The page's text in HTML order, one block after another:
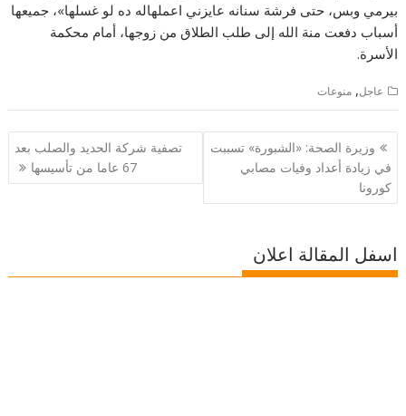
بيرمي وبس، حتى فرشة سنانه عايزني اعملهاله ده لو غسلها»، جميعها
أسباب دفعت منة الله إلى طلب الطلاق من زوجها، أمام محكمة
الأسرة.
عاجل,منوعات
تصفّح
المقالات
وزيرة الصحة: «الشبورة» تسببت
في زيادة أعداد وفيات مصابي
كورونا
تصفية شركة الحديد والصلب بعد
67 عاما من تأسيسها
اسفل المقالة اعلان